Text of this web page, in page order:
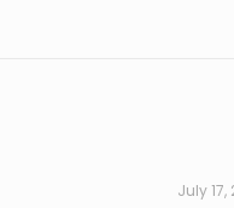
July 17,